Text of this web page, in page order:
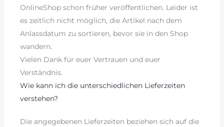
OnlineShop schon früher veröffentlichen. Leider ist
es zeitlich nicht möglich, die Artikel nach dem
Anlassdatum zu sortieren, bevor sie in den Shop
wandern.
Vielen Dank für euer Vertrauen und euer
Verständnis.
Wie kann ich die unterschiedlichen Lieferzeiten
verstehen?
Die angegebenen Lieferzeiten beziehen sich auf die